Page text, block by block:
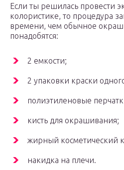
Если ты решилась провести
колористике, то процедура
времени, чем обычное
понадобятся:
2 емкости;
2 упаковки краски
полиэтиленовые
кисть для окрашивания;
жирный косметический
накидка на плечи.